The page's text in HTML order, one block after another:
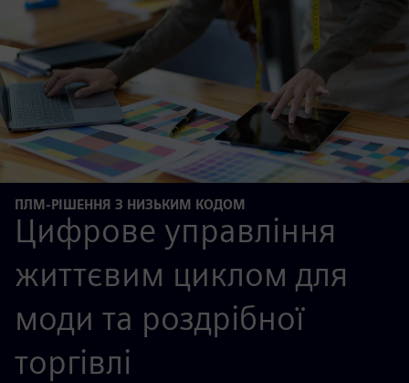
ПЛМ-РІШЕННЯ З НИЗЬКИМ КОДОМ
Цифрове управління
життєвим циклом для
моди та роздрібної
торгівлі